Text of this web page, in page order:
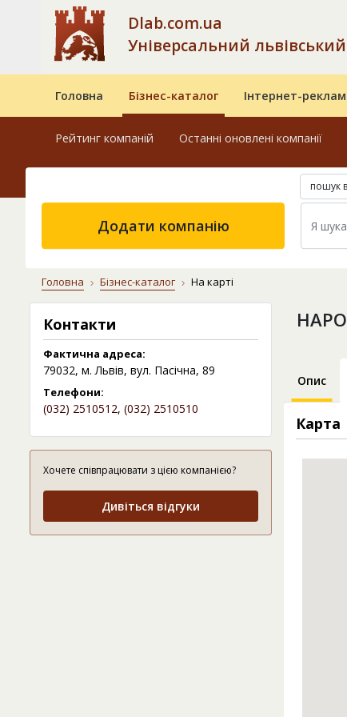
Dlab.com.ua
Універсальний
Головна Бізнес-каталог Інтернет-
Рейтинг компаній Останні оновлені компанії
пошук
Додати компанію
Головна Бізнес-каталог На карті
Контакти
Фактична адреса:
79032, м. Львів, вул. Пасічна, 89
Телефони:
(032) 2510512, (032) 2510510
Хочете співпрацювати з цією компанією?
Дивіться відгуки
Опис
Карта